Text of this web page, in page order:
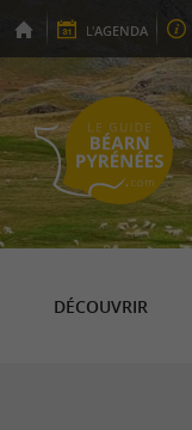
L'AGENDA
DÉCOUVRIR